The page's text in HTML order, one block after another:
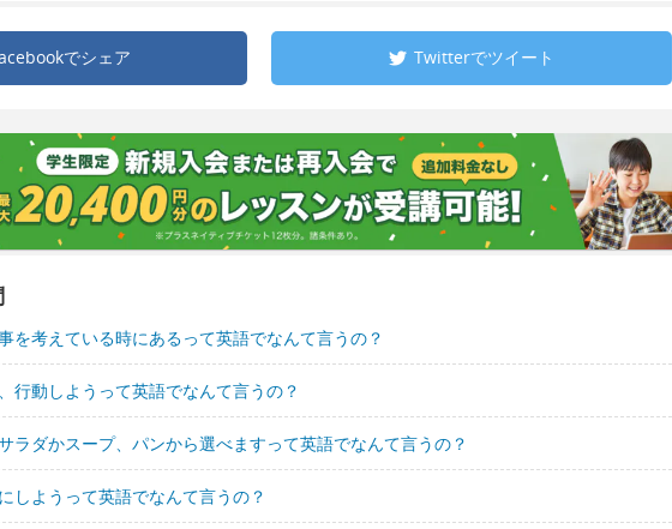
でシェア Twitterでツイート
を考えている時にあるって英語でなんて言うの？
行動しようって英語でなんて言うの？
ラダかスープ、パンから選べますって英語でなんて言うの？
しようって英語でなんて言うの？